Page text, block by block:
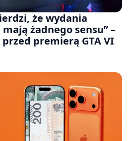
że wydania
żadnego sensu” –
premierą GTA VI